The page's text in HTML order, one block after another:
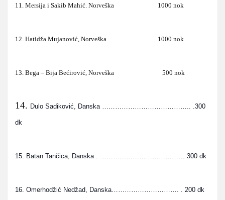
11. Mersija i Sakib Mahić. Norveška 1000 nok
12. Hatidža Mujanović, Norveška 1000 nok
13. Bega – Bija Bećirović, Norveška 500 nok
14. Dulo Sadiković, Danska ………………………………….. .300
dk
15. Batan Tančica, Danska . ………………………………… 300 dk
16. Omerhodžić Nedžad, Danska…………………………. . 200 dk